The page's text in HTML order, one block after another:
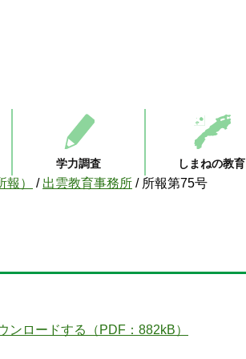
学力調査 しまねの教育
） / 出雲教育事務所 / 所報第75号
ンロードする（PDF：882kB）